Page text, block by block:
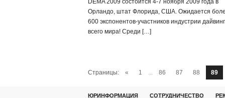
DEMA 2009 состоится 4-7 ноября 2009 года в
Орландо, штат Флорида, США. Ожидается
600 экспонентов-участников индустрии
всего мира! Среди […]
Страницы: « 1 ... 86 87 88 89
ЮРИНФОРМАЦИЯ СОТРУДНИЧЕСТВО